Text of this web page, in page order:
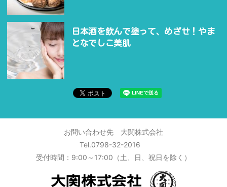
日本酒を飲んで塗って、めざせ！やま
となでしこ美肌
お問い合わせ先 大関株式会社
Tel.0798-32-2016
受付時間：9:00～17:00（土、日、祝日を除く）